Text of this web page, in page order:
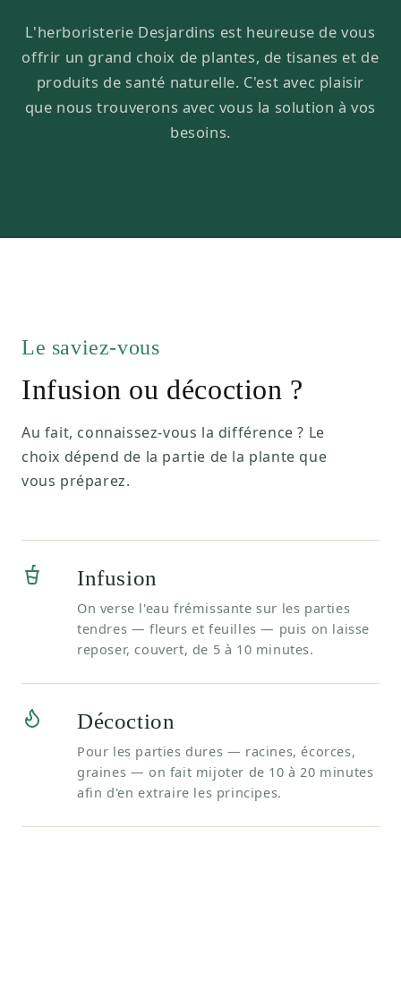
L'herboristerie Desjardins est heureuse de vous
offrir un grand choix de plantes, de tisanes et de
produits de santé naturelle. C'est avec plaisir
que nous trouverons avec vous la solution à vos
besoins.
Le saviez-vous
Infusion ou décoction ?
Au fait, connaissez-vous la différence ? Le
choix dépend de la partie de la plante que
vous préparez.
Infusion
On verse l'eau frémissante sur les parties
tendres — fleurs et feuilles — puis on laisse
reposer, couvert, de 5 à 10 minutes.
Décoction
Pour les parties dures — racines, écorces,
graines — on fait mijoter de 10 à 20 minutes
afin d'en extraire les principes.